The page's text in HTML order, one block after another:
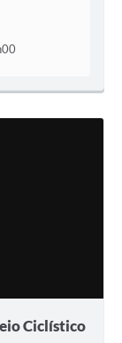
Ciclístico